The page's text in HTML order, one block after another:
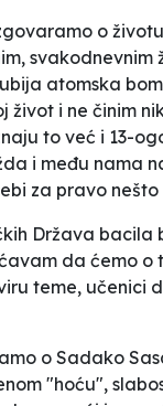
o
svakodnevnim
atomska
i ne činim
to već i 13-
i među nama
za pravo
Država bacila
da ćemo o
teme, učenici
o Sadako
"hoću",